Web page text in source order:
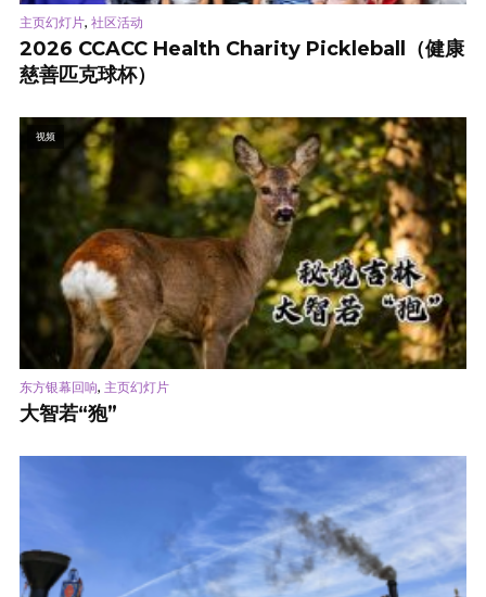
主页幻灯片, 社区活动
2026 CCACC Health Charity Pickleball（健康
慈善匹克球杯）
视频
东方银幕回响, 主页幻灯片
大智若“狍”